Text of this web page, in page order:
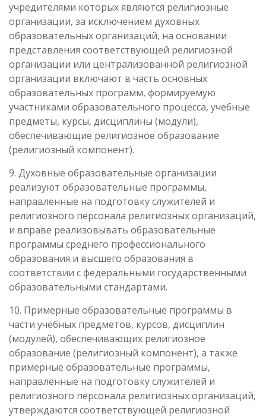
учредителями которых являются религиозные
организации, за исключением духовных
образовательных организаций, на основании
представления соответствующей религиозной
организации или централизованной религиозной
организации включают в часть основных
образовательных программ, формируемую
участниками образовательного процесса, учебные
предметы, курсы, дисциплины (модули),
обеспечивающие религиозное образование
(религиозный компонент).
9. Духовные образовательные организации
реализуют образовательные программы,
направленные на подготовку служителей и
религиозного персонала религиозных организаций,
и вправе реализовывать образовательные
программы среднего профессионального
образования и высшего образования в
соответствии с федеральными государственными
образовательными стандартами.
10. Примерные образовательные программы в
части учебных предметов, курсов, дисциплин
(модулей), обеспечивающих религиозное
образование (религиозный компонент), а также
примерные образовательные программы,
направленные на подготовку служителей и
религиозного персонала религиозных организаций,
утверждаются соответствующей религиозной